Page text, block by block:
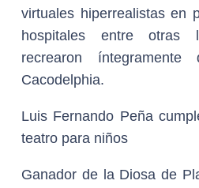
virtuales hiperrealistas en
hospitales entre otras
recrearon
Cacodelphia.
Luis Fernando Peña
teatro para niños
Ganador de la Diosa de